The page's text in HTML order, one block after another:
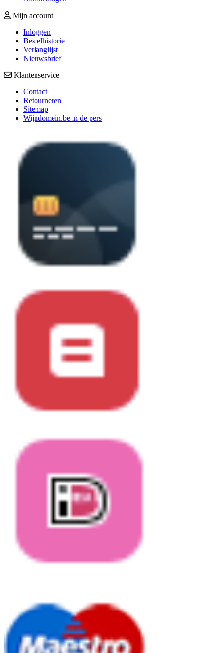
Mijn account
Inloggen
Bestelhistorie
Verlanglijst
Nieuwsbrief
Klantenservice
Contact
Retourneren
Sitemap
Wijndomein.be in de pers